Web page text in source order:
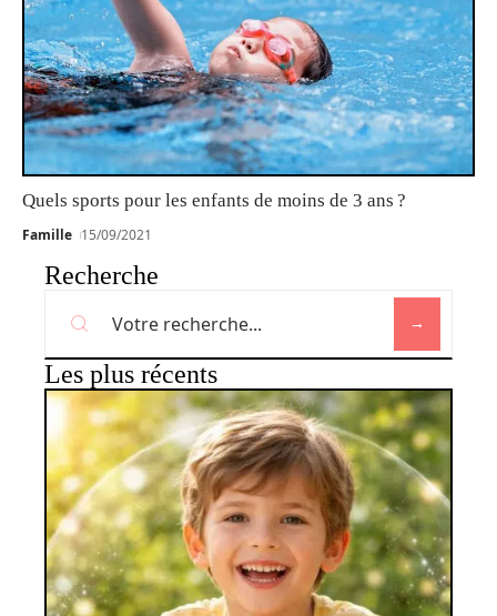
Quels sports pour les enfants de moins de 3 ans ?
Famille 15/09/2021
Recherche
Les plus récents